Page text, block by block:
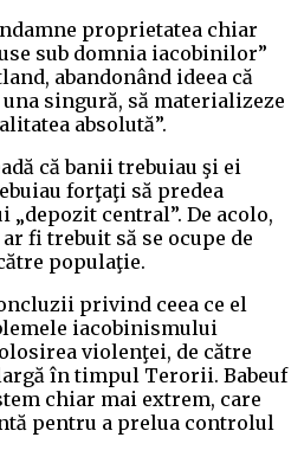
proprietatea chiar
sub domnia iacobinilor”
abandonând ideea că
una singură, să materializeze
absolută”.
că banii trebuiau şi ei
forţaţi să predea
central”. De acolo,
fi trebuit să se ocupe de
populaţie.
privind ceea ce el
iacobinismului
violenţei, de către
în timpul Terorii. Babeuf
chiar mai extrem, care
pentru a prelua controlul